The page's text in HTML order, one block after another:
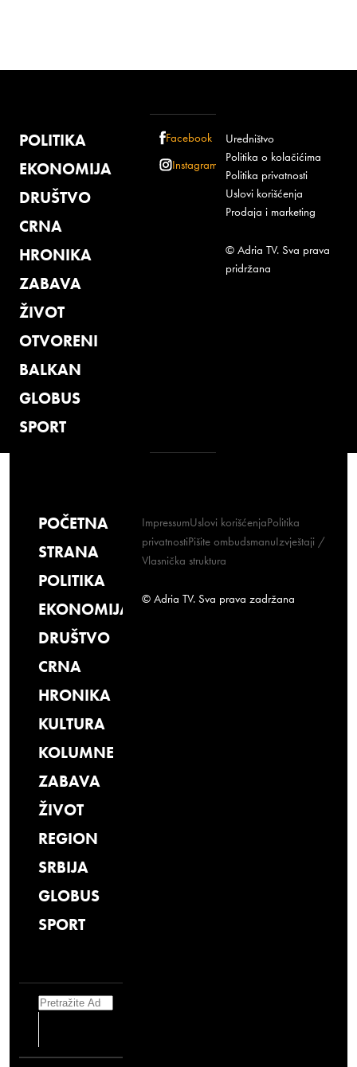
POLITIKA
EKONOMIJA
DRUŠTVO
CRNA
HRONIKA
ZABAVA
ŽIVOT
OTVORENI
BALKAN
GLOBUS
SPORT
Facebook
Instagram
Uredništvo
Politika o kolačićima
Politika privatnosti
Uslovi korišćenja
Prodaja i marketing
© Adria TV. Sva prava
pridržana
POČETNA
STRANA
POLITIKA
EKONOMIJA
DRUŠTVO
CRNA
HRONIKA
KULTURA
KOLUMNE
ZABAVA
ŽIVOT
REGION
SRBIJA
GLOBUS
SPORT
Search
ImpressumUslovi korišćenjaPolitika
privatnostiPišite ombudsmanuIzvještaji /
Vlasnička struktura
© Adria TV. Sva prava zadržana